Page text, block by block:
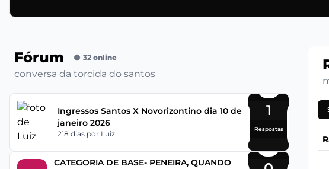
Fórum 32 online
conversa da torcida do santos
Ingressos Santos X Novorizontino dia 10 de
janeiro 2026
218 dias por Luiz
1
Respostas
CATEGORIA DE BASE- PENEIRA, QUANDO